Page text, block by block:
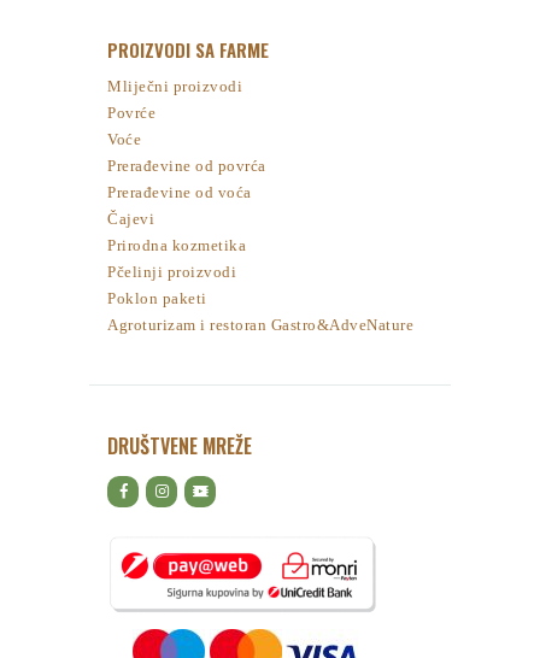
PROIZVODI SA FARME
Mliječni proizvodi
Povrće
Voće
Prerađevine od povrća
Prerađevine od voća
Čajevi
Prirodna kozmetika
Pčelinji proizvodi
Poklon paketi
Agroturizam i restoran Gastro&AdveNature
DRUŠTVENE MREŽE